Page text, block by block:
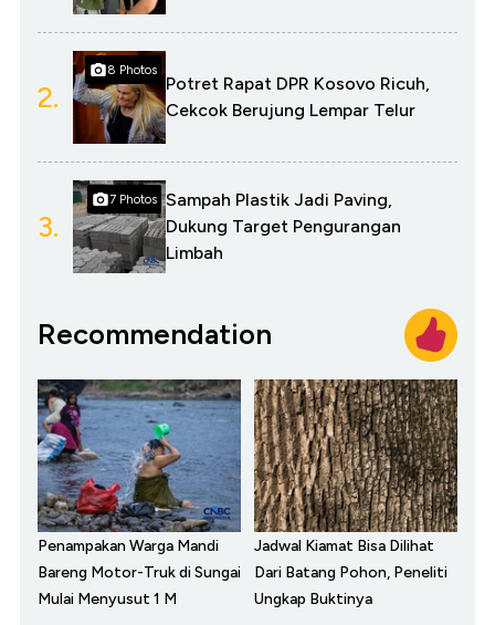
2.
8 Photos
Potret Rapat DPR Kosovo Ricuh,
Cekcok Berujung Lempar Telur
3.
7 Photos
Sampah Plastik Jadi Paving,
Dukung Target Pengurangan
Limbah
Recommendation
Penampakan Warga Mandi
Bareng Motor-Truk di Sungai
Mulai Menyusut 1 M
Jadwal Kiamat Bisa Dilihat
Dari Batang Pohon, Peneliti
Ungkap Buktinya